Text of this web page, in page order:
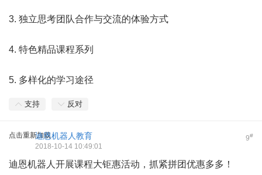
3. 独立思考团队合作与交流的体验方式
4. 特色精品课程系列
5. 多样化的学习途径
支持 反对
点击重新加载 9#
迪恩机器人教育
2018-10-14 10:49:01
迪恩机器人开展课程大钜惠活动，抓紧拼团优惠多多！